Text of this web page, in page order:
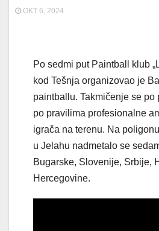
OKT 6, 2024
Po sedmi put Paintball klub
kod Tešnja organizovao je
paintballu. Takmičenje se po
po pravilima profesionalne
igrača na terenu. Na
u Jelahu nadmetalo se
Bugarske, Slovenije, Srbije,
Hercegovine.